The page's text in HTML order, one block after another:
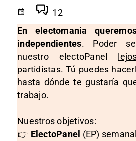
12
En electomania
independientes. Poder
nuestro electoPanel
partidistas. Tú puedes
hasta dónde te gustaría
trabajo.
Nuestros objetivos:
👉 ElectoPanel (EP)